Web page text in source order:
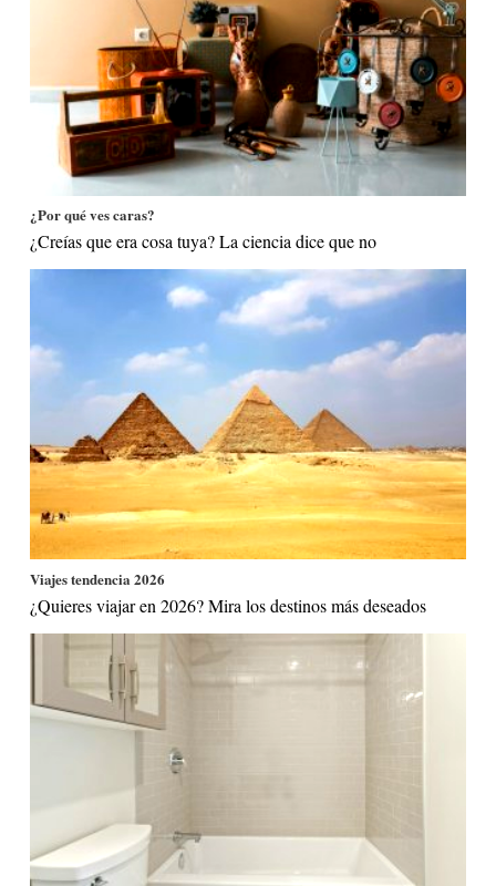
¿Por qué ves caras?
¿Creías que era cosa tuya? La ciencia dice que no
Viajes tendencia 2026
¿Quieres viajar en 2026? Mira los destinos más deseados